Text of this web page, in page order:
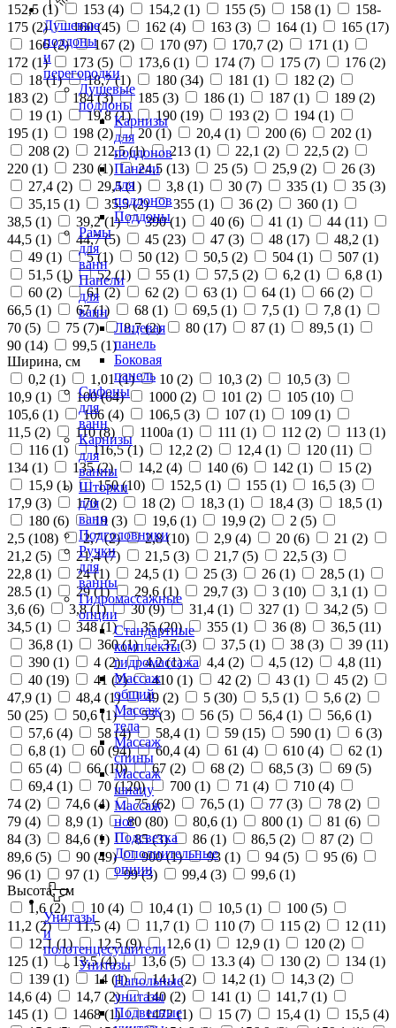
Душевые
поддоны
и
перегородки
Душевые
поддоны
Карнизы
для
поддонов
Панели
для
поддонов
Поддоны
Рамы
для
ванн
Панели
для
ванн
Лицевая
панель
Боковая
панель
Сифоны
для
ванн
Карнизы
для
ванны
Шторки
для
ванн
Подголовники
Ручки
для
ванны
Гидромассажные
опции
Стандартные
комплекты
гидромассажа
Массаж
общий
Массаж
тела
Массаж
спины
Массаж
шиацу
Массаж
ног
Подсветка
Дополнительные
опции
Унитазы
и
полотенцесушители
Унитазы
Напольные
унитазы
Подвесные
152,5 (1) 153 (4) 154,2 (1) 155 (5) 158 (1)
158-
175 (2) 160 (45) 162 (4) 163 (3) 164 (1) 165 (17)
166 (2) 167 (2) 170 (97) 170,7 (2) 171 (1)
172 (1) 173 (5) 173,6 (1) 174 (7) 175 (7) 176 (2)
18 (1) 18,7 (1) 180 (34) 181 (1) 182 (2)
183 (2) 184 (3) 185 (3) 186 (1) 187 (1) 189 (2)
19 (1) 19,8 (1) 190 (19) 193 (2) 194 (1)
195 (1) 198 (2) 20 (1) 20,4 (1) 200 (6) 202 (1)
208 (2) 212,5 (1) 213 (1) 22,1 (2) 22,5 (2)
220 (1) 230 (1) 24,5 (13) 25 (5) 25,9 (2) 26 (3)
27,4 (2) 29,5 (1) 3,8 (1) 30 (7) 335 (1) 35 (3)
35,15 (1) 35,5 (2) 355 (1) 36 (2) 360 (1)
38,5 (1) 39,2 (1) 390 (1) 40 (6) 41 (1) 44 (11)
44,5 (1) 44,7 (5) 45 (23) 47 (3) 48 (17) 48,2 (1)
49 (1) 5 (1) 50 (12) 50,5 (2) 504 (1) 507 (1)
51,5 (1) 52 (1) 55 (1) 57,5 (2) 6,2 (1) 6,8 (1)
60 (2) 61 (2) 62 (2) 63 (1) 64 (1) 66 (2)
66,5 (1) 67 (1) 68 (1) 69,5 (1) 7,5 (1) 7,8 (1)
70 (5) 75 (7) 8,7 (2) 80 (17) 87 (1) 89,5 (1)
90 (14) 99,5 (1)
Ширина, см
0,2 (1) 1,01 (1) 10 (2) 10,3 (2) 10,5 (3)
10,9 (1) 100 (64) 1000 (2) 101 (2) 105 (10)
105,6 (1) 106 (4) 106,5 (3) 107 (1) 109 (1)
11,5 (2) 110 (8) 1100а (1) 111 (1) 112 (2) 113 (1)
116 (1) 116,5 (1) 12,2 (2) 12,4 (1) 120 (11)
134 (1) 135 (2) 14,2 (4) 140 (6) 142 (1) 15 (2)
15,9 (1) 150 (10) 152,5 (1) 155 (1) 16,5 (3)
17,9 (3) 170 (2) 18 (2) 18,3 (1) 18,4 (3) 18,5 (1)
180 (6) 19 (3) 19,6 (1) 19,9 (2) 2 (5)
2,5 (108) 2,7 (2) 2,8 (10) 2,9 (4) 20 (6) 21 (2)
21,2 (5) 21,4 (7) 21,5 (3) 21,7 (5) 22,5 (3)
22,8 (1) 24 (1) 24,5 (1) 25 (3) 26 (1) 28,5 (1)
28.5 (1) 29 (1) 29,6 (1) 29,7 (3) 3 (10) 3,1 (1)
3,6 (6) 3,8 (1) 30 (9) 31,4 (1) 327 (1) 34,2 (5)
34,5 (1) 348 (1) 35 (20) 355 (1) 36 (8) 36,5 (11)
36,8 (1) 360 (1) 37 (3) 37,5 (1) 38 (3) 39 (11)
390 (1) 4 (2) 4,2 (1) 4,4 (2) 4,5 (12) 4,8 (11)
40 (19) 41 (2) 410 (1) 42 (2) 43 (1) 45 (2)
47,9 (1) 48,4 (1) 49 (2) 5 (30) 5,5 (1) 5,6 (2)
50 (25) 50,6 (1) 55 (3) 56 (5) 56,4 (1) 56,6 (1)
57,6 (4) 58 (4) 58,4 (1) 59 (15) 590 (1) 6 (3)
6,8 (1) 60 (94) 60,4 (4) 61 (4) 610 (4) 62 (1)
65 (4) 66 (10) 67 (2) 68 (2) 68,5 (3) 69 (5)
69,4 (1) 70 (120) 700 (1) 71 (4) 710 (4)
74 (2) 74,6 (4) 75 (62) 76,5 (1) 77 (3) 78 (2)
79 (4) 8,9 (1) 80 (80) 80,6 (1) 800 (1) 81 (6)
84 (3) 84,6 (1) 85 (3) 86 (1) 86,5 (2) 87 (2)
89,6 (5) 90 (49) 900 (1) 93 (1) 94 (5) 95 (6)
96 (1) 97 (1) 99 (3) 99,4 (3) 99,6 (1)
Высота, см
1,6 (2) 10 (4) 10,4 (1) 10,5 (1) 100 (5)
11,2 (2) 11,5 (4) 11,7 (1) 110 (7) 115 (2) 12 (11)
12,1 (1) 12,5 (9) 12,6 (1) 12,9 (1) 120 (2)
125 (1) 13,5 (4) 13,6 (5) 13.3 (4) 130 (2) 134 (1)
139 (1) 14 (1) 14,1 (2) 14,2 (1) 14,3 (2)
14,6 (4) 14,7 (2) 140 (2) 141 (1) 141,7 (1)
145 (1) 1468 (1) 1472 (1) 15 (7) 15,4 (1) 15,5 (4)